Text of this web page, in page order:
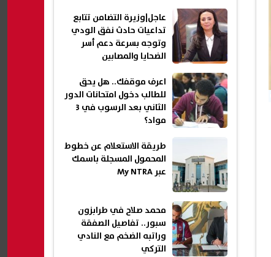
عاجل|وزيرة التضامن تتابع
تداعيات حادث نفق الودي
وتوجه بسرعة دعم أسر
الضحايا والمصابين
اعرف موقفك.. هل يحق
للطالب دخول امتحانات الدور
الثاني بعد الرسوب في 3
مواد؟
طريقة الاستعلام عن خطوط
المحمول المسجلة باسمك
عبر My NTRA
محمد صلاح في طرابزون
سبور.. تفاصيل الصفقة
وراتبه الضخم مع النادي
التركي